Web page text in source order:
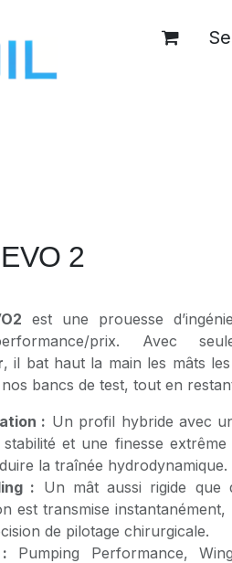
2
est une prouesse
prix. Avec
, il bat haut la main les mâts
bancs de test, tout en
: Un profil hybride avec
et une finesse
la traînée hydrodynamique.
: Un mât aussi rigide que
est transmise
de pilotage chirurgicale.
Pumping Performance,